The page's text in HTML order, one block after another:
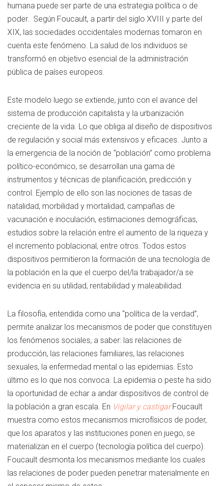
humana puede ser parte de una estrategia política o de
poder. Según Foucault, a partir del siglo XVIII y parte del
XIX, las sociedades occidentales modernas tomaron en
cuenta este fenómeno. La salud de los individuos se
transformó en objetivo esencial de la administración
pública de países europeos.
Este modelo luego se extiende, junto con el avance del
sistema de producción capitalista y la urbanización
creciente de la vida. Lo que obliga al diseño de dispositivos
de regulación y social más extensivos y eficaces. Junto a
la emergencia de la noción de “población” como problema
político-económico, se desarrollan una gama de
instrumentos y técnicas de planificación, predicción y
control. Ejemplo de ello son las nociones de tasas de
natalidad, morbilidad y mortalidad, campañas de
vacunación e inoculación, estimaciones demográficas,
estudios sobre la relación entre el aumento de la riqueza y
el incremento poblacional, entre otros. Todos estos
dispositivos permitieron la formación de una tecnología de
la población en la que el cuerpo del/la trabajador/a se
evidencia en su utilidad, rentabilidad y maleabilidad.
La filosofía, entendida como una “política de la verdad”,
permite analizar los mecanismos de poder que constituyen
los fenómenos sociales, a saber: las relaciones de
producción, las relaciones familiares, las relaciones
sexuales, la enfermedad mental o las epidemias. Esto
último es lo que nos convoca. La epidemia o peste ha sido
la oportunidad de echar a andar dispositivos de control de
la población a gran escala. En Vigilar y castigarFoucault
muestra como estos mecanismos microfísicos de poder,
que los aparatos y las instituciones ponen en juego, se
materializan en el cuerpo (tecnología política del cuerpo).
Foucault desmonta los mecanismos mediante los cuales
las relaciones de poder pueden penetrar materialmente en